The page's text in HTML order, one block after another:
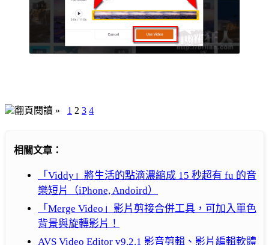
翻頁閱讀 » 1 2 3 4
相關文章：
「Viddy」將生活的點滴濃縮成 15 秒超有 fu 的音
樂短片（iPhone, Andoird）
「Merge Video」影片剪接合併工具，可加入單色
背景與旋轉影片！
AVS Video Editor v9.2.1 影音剪輯、影片編輯軟體